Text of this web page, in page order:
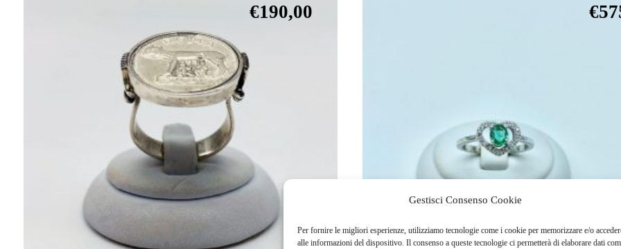
Gestisci Consenso Cookie
Per fornire le migliori esperienze, utilizziamo tecnologie come i cookie per memorizzare e/o
alle informazioni del dispositivo. Il consenso a queste tecnologie ci permetterà di elaborare dati
€190,00 €